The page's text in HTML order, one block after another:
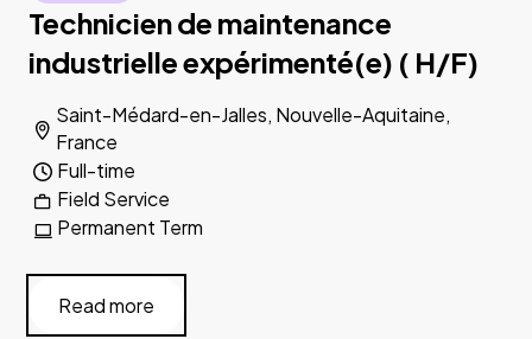
Technicien de maintenance
industrielle expérimenté(e) ( H/F)
Saint-Médard-en-Jalles, Nouvelle-Aquitaine,
France
Field Service
Full-time
Permanent Term
Read more